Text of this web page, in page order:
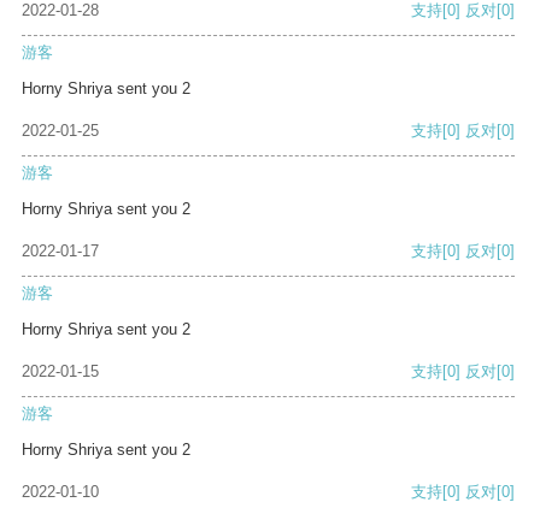
2022-01-28 支持[0] 反对[0]
游客
Horny Shriya sent you 2
2022-01-25 支持[0] 反对[0]
游客
Horny Shriya sent you 2
2022-01-17 支持[0] 反对[0]
游客
Horny Shriya sent you 2
2022-01-15 支持[0] 反对[0]
游客
Horny Shriya sent you 2
2022-01-10 支持[0] 反对[0]